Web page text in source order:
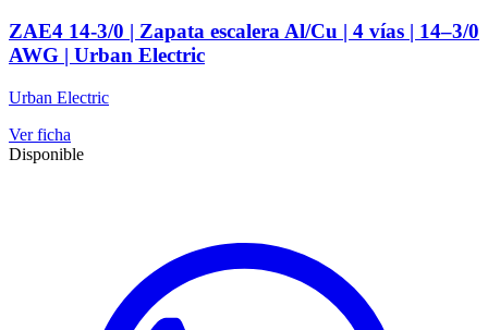
ZAE4 14-3/0 | Zapata escalera Al/Cu | 4 vías | 14–3/0
AWG | Urban Electric
Urban Electric
Ver ficha
Disponible